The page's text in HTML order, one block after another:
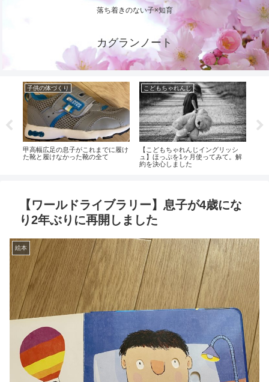
落ち着きのない子×知育
カグランノート
子供の体づくり
甲高幅広足の息子がこれまでに履け
た靴と履けなかった靴の全て
こどもちゃれんじ
【こどもちゃれんじイングリッシ
ュ】ほっぷを1ヶ月使ってみて。解
約を決心しました
【ワールドライブラリー】息子が4歳にな
り2年ぶりに再開しました
絵本